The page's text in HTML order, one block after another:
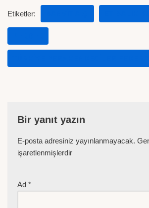
Etiketler:
Bir yanıt yazın
E-posta adresiniz yayınlanmayacak.
işaretlenmişlerdir
Ad *